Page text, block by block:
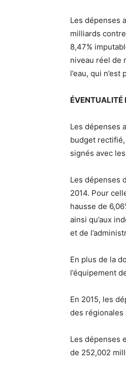
Les dépenses
milliards
8,47%
niveau réel de
l’eau, qui
ÉVENTUALITÉ
Les dépenses
budget
signés avec
Les dépenses
2014. Pour
hausse de
ainsi qu’aux
et de
En plus de la
l’équipement
En 2015, les
des régionales
Les dépenses
de 252,002